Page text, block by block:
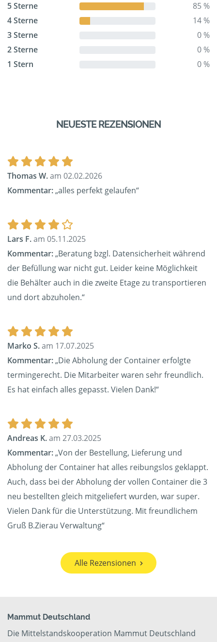
5 Sterne
85 %
4 Sterne
14 %
3 Sterne
0 %
2 Sterne
0 %
1 Stern
0 %
NEUESTE REZENSIONEN
Thomas W.am 02.02.2026
Kommentar:„alles perfekt gelaufen“
Lars F.am 05.11.2025
Kommentar:„Beratung bzgl. Datensicherheit während
der Befüllung war nicht gut. Leider keine Möglichkeit
die Behälter auch in die zweite Etage zu transportieren
und dort abzuholen.“
Marko S.am 17.07.2025
Kommentar:„Die Abholung der Container erfolgte
termingerecht. Die Mitarbeiter waren sehr freundlich.
Es hat einfach alles gepasst. Vielen Dank!“
Andreas K.am 27.03.2025
Kommentar:„Von der Bestellung, Lieferung und
Abholung der Container hat alles reibungslos geklappt.
Auch, dass bei der Abholung der vollen Container die 3
neu bestellten gleich mitgeliefert wurden, war super.
Vielen Dank für die Unterstützung. Mit freundlichem
Gruß B.Zierau Verwaltung“
Alle Rezensionen
Mammut Deutschland
Die Mittelstandskooperation Mammut Deutschland